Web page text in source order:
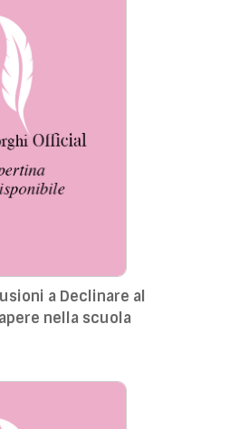
a Declinare al
nella scuola